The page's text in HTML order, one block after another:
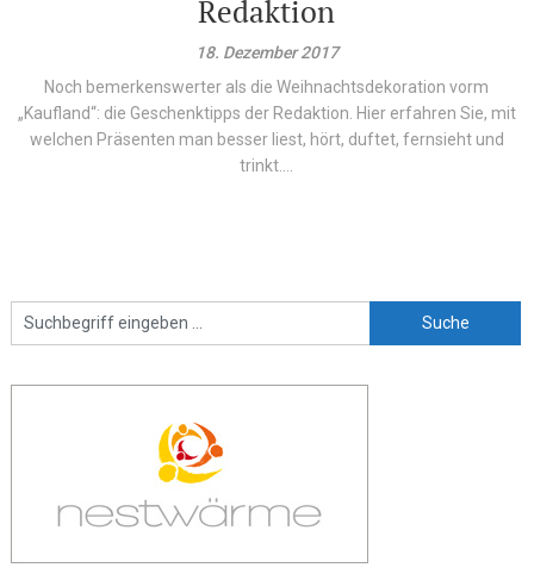
Redaktion
18. Dezember 2017
Noch bemerkenswerter als die Weihnachtsdekoration vorm
„Kaufland“: die Geschenktipps der Redaktion. Hier erfahren Sie, mit
welchen Präsenten man besser liest, hört, duftet, fernsieht und
trinkt....